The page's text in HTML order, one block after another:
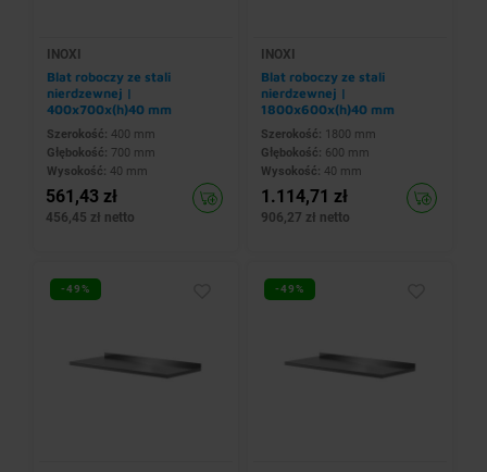
INOXI
Blat roboczy ze stali
nierdzewnej |
400x700x(h)40 mm
Szerokość: 400 mm
Głębokość: 700 mm
Wysokość: 40 mm
561,43 zł
456,45 zł netto
INOXI
Blat roboczy ze stali
nierdzewnej |
1800x600x(h)40 mm
Szerokość: 1800 mm
Głębokość: 600 mm
Wysokość: 40 mm
1.114,71 zł
906,27 zł netto
-49% -49%